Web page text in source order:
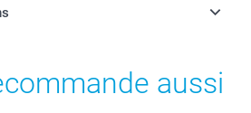
aussi